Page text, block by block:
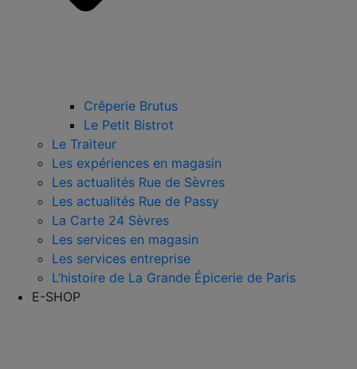
Crêperie Brutus
Le Petit Bistrot
Le Traiteur
Les expériences en magasin
Les actualités Rue de Sèvres
Les actualités Rue de Passy
La Carte 24 Sèvres
Les services en magasin
Les services entreprise
L’histoire de La Grande Épicerie de Paris
E-SHOP